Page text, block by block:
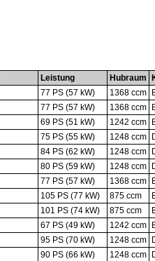
Leistung Hubraum
77 PS (57 kW) 1368 ccm
77 PS (57 kW) 1368 ccm
69 PS (51 kW) 1242 ccm
75 PS (55 kW) 1248 ccm
84 PS (62 kW) 1248 ccm
80 PS (59 kW) 1248 ccm
77 PS (57 kW) 1368 ccm
105 PS (77 kW) 875 ccm
101 PS (74 kW) 875 ccm
67 PS (49 kW) 1242 ccm
95 PS (70 kW) 1248 ccm
90 PS (66 kW) 1248 ccm